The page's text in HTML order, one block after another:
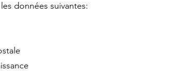
données suivantes: